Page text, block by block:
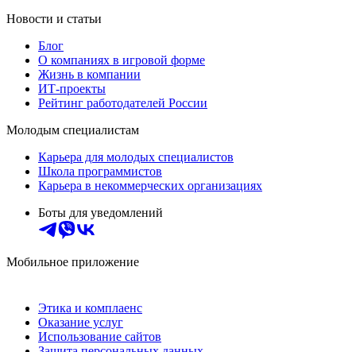
Новости и статьи
Блог
О компаниях в игровой форме
Жизнь в компании
ИТ-проекты
Рейтинг работодателей России
Молодым специалистам
Карьера для молодых специалистов
Школа программистов
Карьера в некоммерческих организациях
Боты для уведомлений
Мобильное приложение
Этика и комплаенс
Оказание услуг
Использование сайтов